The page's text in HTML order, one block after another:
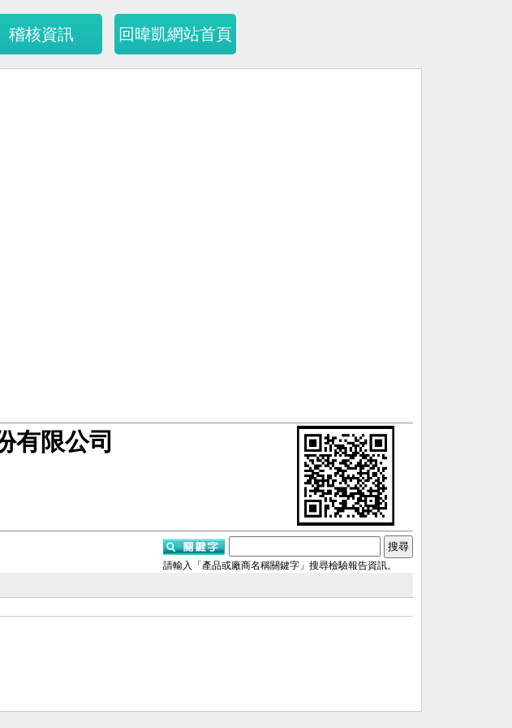
稽核資訊 回暐凱網站首頁
有限公司
請輸入「產品或廠商名稱關鍵字」搜尋檢驗報告資訊。